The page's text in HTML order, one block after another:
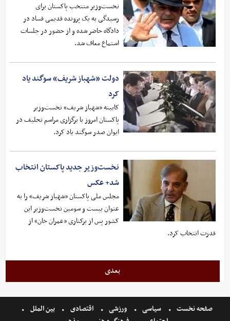
نخست‌وزیر منتخب پاکستان برای
رسیدگی به یک پرونده قدیمی فساد در
دادگاه حاضر شده و از حضور در جلسات
استماع معاف شد.
دولت «شهباز شریف» سوگند یاد
کرد
کابینه «شهباز شریف» نخست‌وزیر
پاکستان امروز با برگزاری مراسم تحلیف در
ایوان صدر سوگند یاد کرد.
نخست‌وزیر جدید پاکستان انتخاب
شد+ عکس
مجلس ملی پاکستان «شهباز شریف» را به
عنوان بیست و سومین نخست‌وزیر این
کشور پس از برکناری «عمران خان» از
قدرت انتخاب کرد.
بعدی
صفحه نخست سیاسی ورزشی اقتصادی
بین الملل